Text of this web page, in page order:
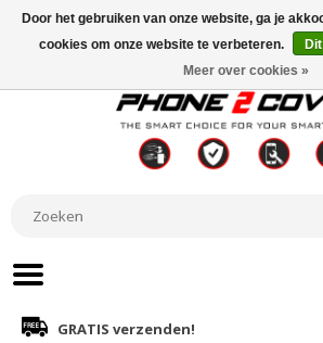
GRATIS verzenden!
Door het gebruiken van onze website, ga je
cookies om onze website te verbeteren.
Meer over cookies »